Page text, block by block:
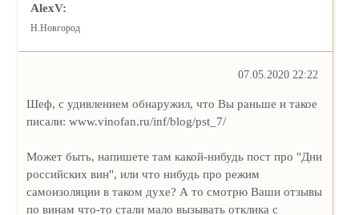
AlexV:
Н.Новгород
07.05.2020 22:22
Шеф, с удивлением обнаружил, что Вы раньше и такое
писали: www.vinofan.ru/inf/blog/pst_7/
Может быть, напишете там какой-нибудь пост про "Дни
российских вин", или что нибудь про режим
самоизоляции в таком духе? А то смотрю Ваши отзывы
по винам что-то стали мало вызывать отклика с